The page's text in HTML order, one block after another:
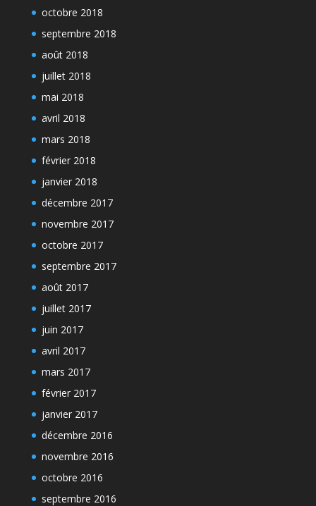
octobre 2018
septembre 2018
août 2018
juillet 2018
mai 2018
avril 2018
mars 2018
février 2018
janvier 2018
décembre 2017
novembre 2017
octobre 2017
septembre 2017
août 2017
juillet 2017
juin 2017
avril 2017
mars 2017
février 2017
janvier 2017
décembre 2016
novembre 2016
octobre 2016
septembre 2016